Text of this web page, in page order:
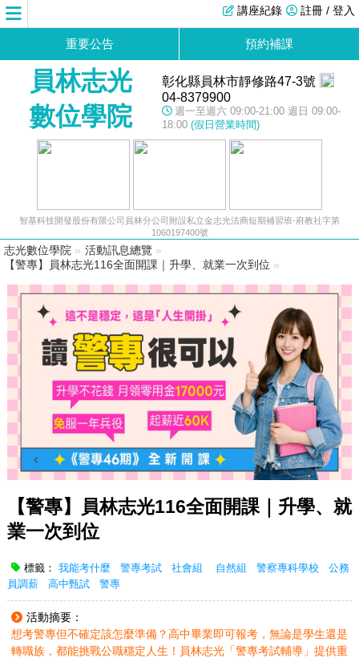
註冊 / 登入
講座紀錄
重要公告 預約補課
員林志光
數位學院
彰化縣員林市靜修路47-3號
04-8379900
週一至週六 09:00-21:00 週日 09:00-
18:00 (假日營業時間)
智基科技開發股份有限公司員林分公司附設私立金志光法商短期補習班-府教社字第
1060197400號
志光數位學院 » 活動訊息總覽 »
【警專】員林志光116全面開課｜升學、就業一次到位 »
【警專】員林志光116全面開課｜升學、就
業一次到位
標籤： 我能考什麼 警專考試 社會組 自然組 警察專科學校
公務
員調薪
高中甄試 警專
活動摘要：
想考警專但不確定該怎麼準備？高中畢業即可報考，無論是學生還是
轉職族，都能挑戰公職穩定人生！員林志光「警專考試輔導」提供重